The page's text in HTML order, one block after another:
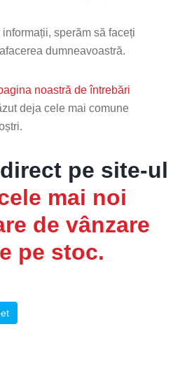
sperăm să faceți
dumneavoastră.
noastră de întrebări
deja cele mai comune
pe site-ul
mai noi
de vânzare
pe stoc.